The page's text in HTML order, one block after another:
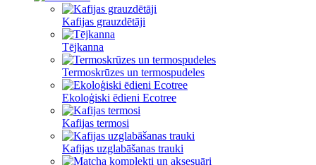
Kafijas grauzdētāji
Tējkanna
Termoskrūzes un termospudeles
Ekoloģiski ēdieni Ecotree
Kafijas termosi
Kafijas uzglabāšanas trauki